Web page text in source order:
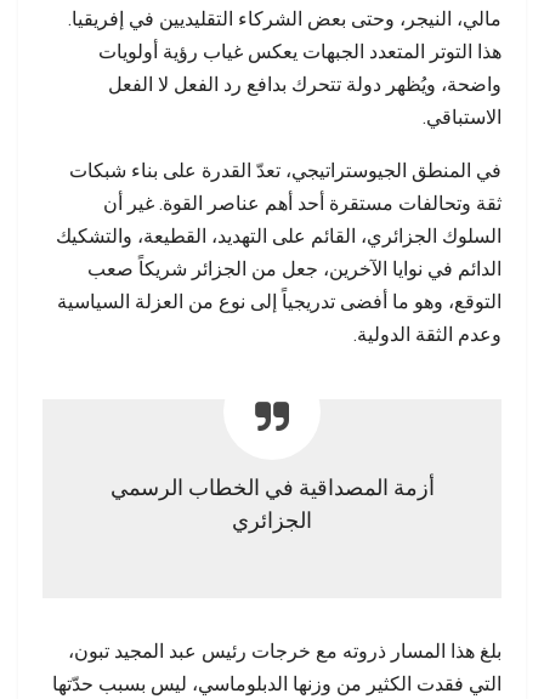
مالي، النيجر، وحتى بعض الشركاء التقليديين في إفريقيا.
هذا التوتر المتعدد الجبهات يعكس غياب رؤية أولويات
واضحة، ويُظهر دولة تتحرك بدافع رد الفعل لا الفعل
الاستباقي.
في المنطق الجيوستراتيجي، تعدّ القدرة على بناء شبكات
ثقة وتحالفات مستقرة أحد أهم عناصر القوة. غير أن
السلوك الجزائري، القائم على التهديد، القطيعة، والتشكيك
الدائم في نوايا الآخرين، جعل من الجزائر شريكاً صعب
التوقع، وهو ما أفضى تدريجياً إلى نوع من العزلة السياسية
وعدم الثقة الدولية.
أزمة المصداقية في الخطاب الرسمي
الجزائري
بلغ هذا المسار ذروته مع خرجات رئيس عبد المجيد تبون،
التي فقدت الكثير من وزنها الدبلوماسي، ليس بسبب حدّتها